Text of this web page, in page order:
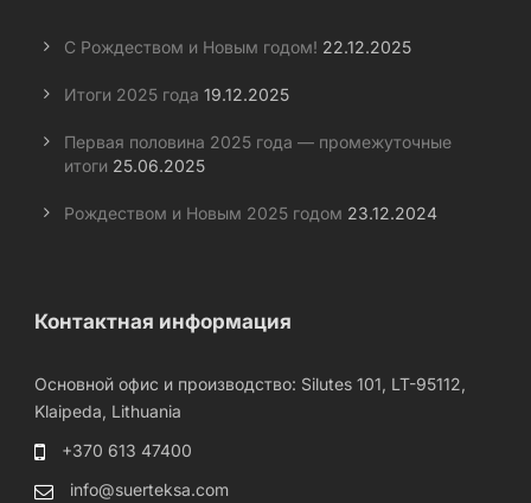
С Рождеством и Новым годом! 22.12.2025
Итоги 2025 года 19.12.2025
Первая половина 2025 года — промежуточные
итоги 25.06.2025
Рождеством и Новым 2025 годом 23.12.2024
Контактная информация
Основной офис и производство: Silutes 101, LT-95112,
Klaipeda, Lithuania
+370 613 47400
info@suerteksa.com